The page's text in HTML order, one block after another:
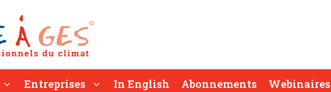
Entreprises In English Abonnements Webinaires